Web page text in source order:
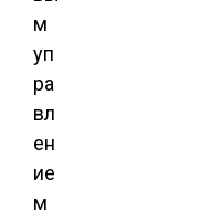
м
уп
ра
вл
ен
ие
м